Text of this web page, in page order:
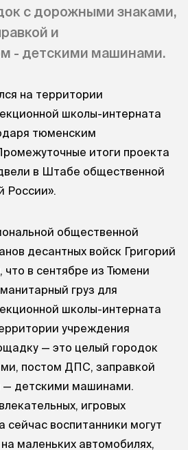
с дорожными знаками,
и
- детскими машинами.
на территории
школы-интерната
тюменским
итоги проекта
в Штабе общественной
России».
общественной
десантных войск Григорий
что в сентябре из Тюмени
груз для
школы-интерната
учреждения
— это целый городок
постом ДПС, заправкой
— детскими машинами.
игровых
сейчас воспитанники могут
маленьких автомобилях,